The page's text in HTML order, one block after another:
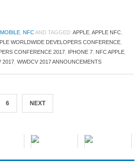
MOBILE, NFCAND TAGGED: APPLE, APPLE NFC,
WORLDWIDE DEVELOPERS CONFERENCE,
CONFERENCE 2017, IPHONE 7, NFC APPLE,
2017, WWDCV 2017 ANNOUNCEMENTS
6 NEXT